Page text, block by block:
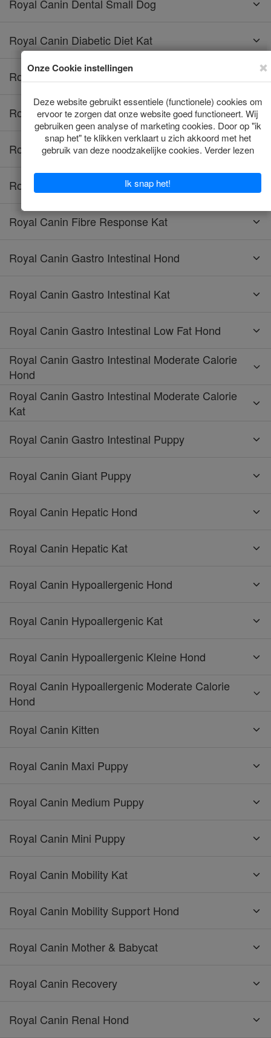
Royal Canin Dental Small Dog
Royal Canin Diabetic Diet Kat
Royal Canin Diabetic Hond
Royal Canin Educ Hond
Royal Canin Energy Hond
Royal Canin Fibre Response Hond
Royal Canin Fibre Response Kat
Royal Canin Gastro Intestinal Hond
Royal Canin Gastro Intestinal Kat
Royal Canin Gastro Intestinal Low Fat Hond
Royal Canin Gastro Intestinal Moderate Calorie
Hond
Royal Canin Gastro Intestinal Moderate Calorie
Kat
Royal Canin Gastro Intestinal Puppy
Royal Canin Giant Puppy
Royal Canin Hepatic Hond
Royal Canin Hepatic Kat
Royal Canin Hypoallergenic Hond
Royal Canin Hypoallergenic Kat
Royal Canin Hypoallergenic Kleine Hond
Royal Canin Hypoallergenic Moderate Calorie
Hond
Royal Canin Kitten
Royal Canin Maxi Puppy
Royal Canin Medium Puppy
Royal Canin Mini Puppy
Royal Canin Mobility Kat
Royal Canin Mobility Support Hond
Royal Canin Mother & Babycat
Royal Canin Recovery
Royal Canin Renal Hond